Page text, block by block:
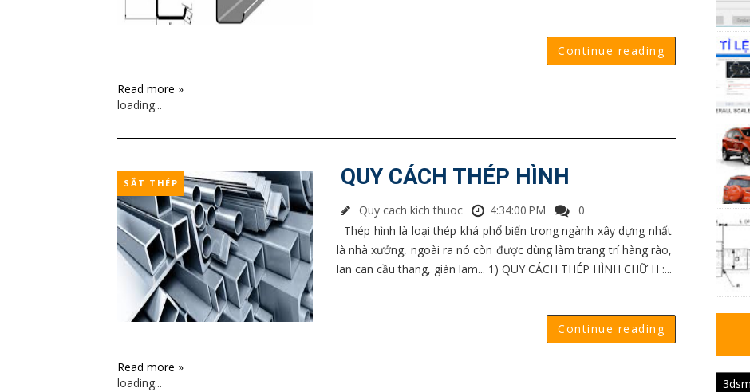
Continue reading
Read more »
loading...
QUY CÁCH THÉP HÌNH
Quy cach kich thuoc 4:34:00 PM
0
Thép hình là loại thép khá phổ biến trong ngành xây dựng nhất
là nhà xưởng, ngoài ra nó còn được dùng làm trang trí hàng rào,
lan can cầu thang, giàn lam... 1) QUY CÁCH THÉP HÌNH CHỮ H :...
Continue reading
SẮT THÉP
Read more »
loading...
thay
sai
của